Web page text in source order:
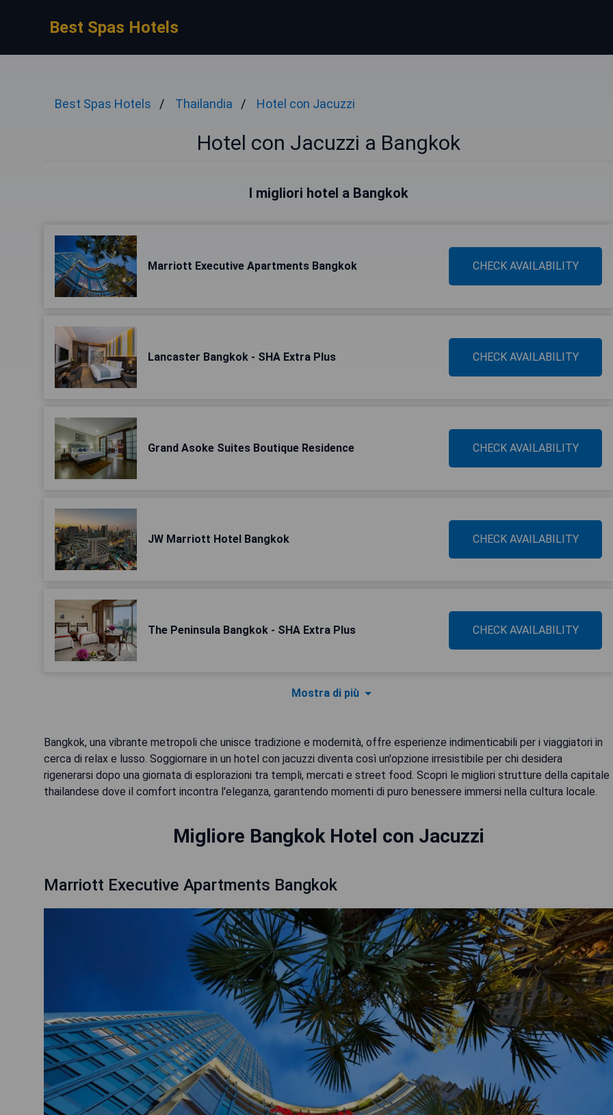
Best Spas Hotels
Best Spas Hotels Thailandia Hotel con Jacuzzi
Hotel con Jacuzzi a Bangkok
I migliori hotel a Bangkok
Marriott Executive Apartments Bangkok CHECK AVAILABILITY
Lancaster Bangkok - SHA Extra Plus CHECK AVAILABILITY
Grand Asoke Suites Boutique Residence CHECK AVAILABILITY
JW Marriott Hotel Bangkok CHECK AVAILABILITY
The Peninsula Bangkok - SHA Extra Plus CHECK AVAILABILITY
Mostra di più
Bangkok, una vibrante metropoli che unisce tradizione e modernità, offre esperienze indimenticabili per i viaggiatori in
cerca di relax e lusso. Soggiornare in un hotel con jacuzzi diventa così un'opzione irresistibile per chi desidera
rigenerarsi dopo una giornata di esplorazioni tra templi, mercati e street food. Scopri le migliori strutture della capitale
thailandese dove il comfort incontra l'eleganza, garantendo momenti di puro benessere immersi nella cultura locale.
Migliore Bangkok Hotel con Jacuzzi
Marriott Executive Apartments Bangkok